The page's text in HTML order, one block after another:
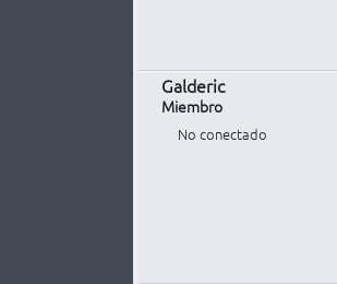
Galderic
Miembro
No conectado